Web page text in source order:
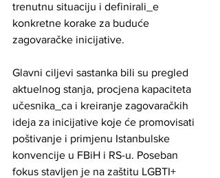
trenutnu situaciju i definirali_e
konkretne korake za buduće
zagovaračke inicijative.
Glavni ciljevi sastanka bili su pregled
aktuelnog stanja, procjena kapaciteta
učesnika_ca i kreiranje zagovaračkih
ideja za inicijative koje će promovisati
poštivanje i primjenu Istanbulske
konvencije u FBiH i RS-u. Poseban
fokus stavljen je na zaštitu LGBTI+